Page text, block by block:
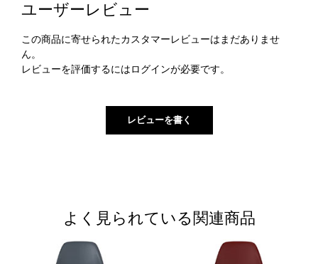
ユーザーレビュー
この商品に寄せられたカスタマーレビューはまだありませ
ん。
レビューを評価するには ログインが必要です。
よく見られている関連商品